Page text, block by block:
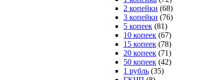
2 копейки (68)
3 копейки (76)
5 копеек (81)
10 копеек (67)
15 копеек (78)
20 копеек (71)
50 копеек (42)
1 рубль (35)